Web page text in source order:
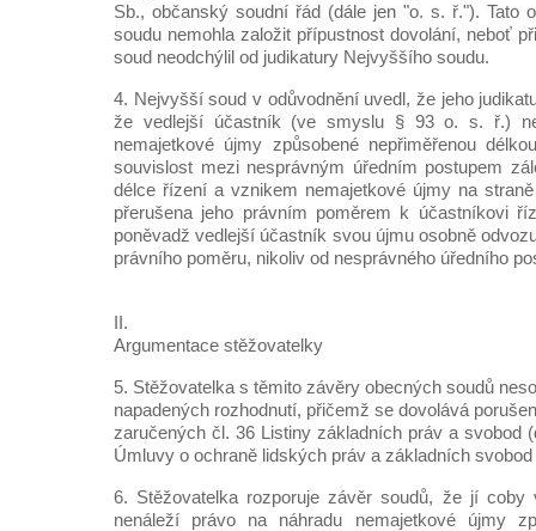
Sb., občanský soudní řád (dále jen "o. s. ř."). Tato
soudu nemohla založit přípustnost dovolání, neboť
soud neodchýlil od judikatury Nejvyššího soudu.
4. Nejvyšší soud v odůvodnění uvedl, že jeho
že vedlejší účastník (ve smyslu § 93 o. s. ř.)
nemajetkové újmy způsobené nepřiměřenou
souvislost mezi nesprávným úředním postupem
délce řízení a vznikem nemajetkové újmy na
přerušena jeho právním poměrem k účastníkovi
poněvadž vedlejší účastník svou újmu osobně
právního poměru, nikoliv od nesprávného úředního
II.
Argumentace stěžovatelky
5. Stěžovatelka s těmito závěry obecných soudů
napadených rozhodnutí, přičemž se dovolává
zaručených čl. 36 Listiny základních práv a svobod
Úmluvy o ochraně lidských práv a základních
6. Stěžovatelka rozporuje závěr soudů, že jí coby
nenáleží právo na náhradu nemajetkové újmy